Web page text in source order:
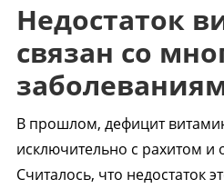
Недостаток
связан со
В прошлом, дефицит
исключительно с рахитом и
Считалось, что недостаток